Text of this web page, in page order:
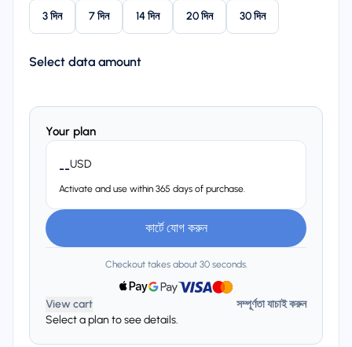
3 দিন 7 দিন 14 দিন 20 দিন 30 দিন
Select data amount
Your plan
--USD
Activate and use within 365 days of purchase.
কার্টে যোগ করুন
Checkout takes about 30 seconds.
View cart
সম্পূর্ণতা যাচাই করুন
Select a plan to see details.